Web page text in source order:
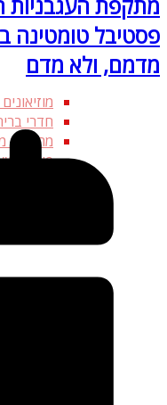
חדרי
מתקנים
פארקי
פסטיבל טומטינה
מדמם, ולא מדם